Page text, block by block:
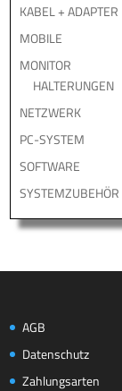
KABEL + ADAPTER
MOBILE
MONITOR
HALTERUNGEN
NETZWERK
PC-SYSTEM
SOFTWARE
SYSTEMZUBEHÖR
AGB
Datenschutz
Zahlungsarten